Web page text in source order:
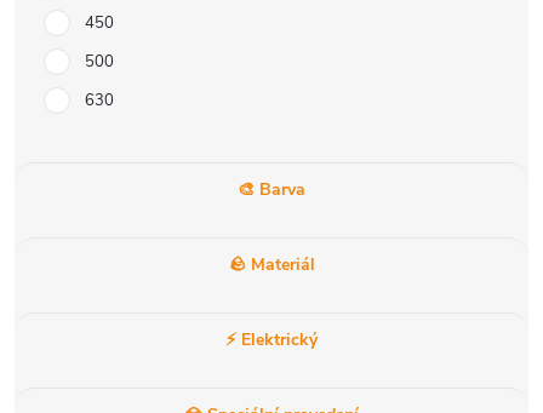
450
500
630
🎨 Barva
🪨 Materiál
⚡ Elektrický